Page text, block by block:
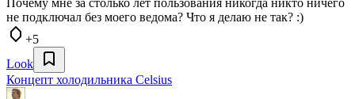
Почему мне за столько лет пользования никогда никто ничего
не подключал без моего ведома? Что я делаю не так? :)
+5
Look
Концепт холодильника Celsius